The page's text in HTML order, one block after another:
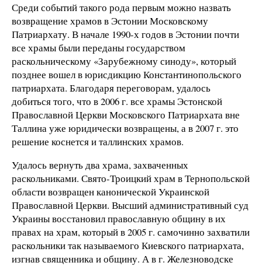
Среди событий такого рода первым можно назвать
возвращение храмов в Эстонии Московскому
Патриархату. В начале 1990-х годов в Эстонии почти
все храмы были переданы государством
раскольническому «Зарубежному синоду», который
позднее вошел в юрисдикцию Константинопольского
патриархата. Благодаря переговорам, удалось
добиться того, что в2006 г. все храмы Эстонской
Православной Церкви Московского Патриархата вне
Таллина уже юридически возвращены, а в2007 г. это
решение коснется и таллинских храмов.
Удалось вернуть два храма, захваченных
раскольниками. Свято-Троицкий храм в Тернопольской
области возвращен канонической Украинской
Православной Церкви. Высший административный суд
Украины восстановил православную общину в их
правах на храм, который в2005 г. самочинно захватили
раскольники так называемого Киевского патриархата,
изгнав священника и общину. А в г. Железноводске